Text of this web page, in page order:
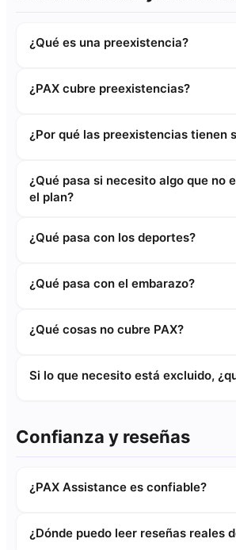
¿Qué es una preexistencia?
¿PAX cubre preexistencias?
¿Por qué las preexistencias tienen
¿Qué pasa si necesito algo que no
el plan?
¿Qué pasa con los deportes?
¿Qué pasa con el embarazo?
¿Qué cosas no cubre PAX?
Si lo que necesito está excluido,
Confianza y reseñas
¿PAX Assistance es confiable?
¿Dónde puedo leer reseñas reales